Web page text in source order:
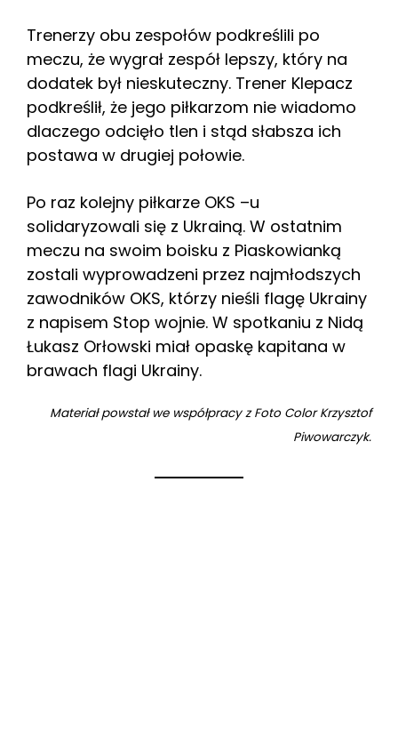
Trenerzy obu zespołów podkreślili po
meczu, że wygrał zespół lepszy, który na
dodatek był nieskuteczny. Trener Klepacz
podkreślił, że jego piłkarzom nie wiadomo
dlaczego odcięło tlen i stąd słabsza ich
postawa w drugiej połowie.
Po raz kolejny piłkarze OKS –u
solidaryzowali się z Ukrainą. W ostatnim
meczu na swoim boisku z Piaskowianką
zostali wyprowadzeni przez najmłodszych
zawodników OKS, którzy nieśli flagę Ukrainy
z napisem Stop wojnie. W spotkaniu z Nidą
Łukasz Orłowski miał opaskę kapitana w
brawach flagi Ukrainy.
Materiał powstał we współpracy z Foto Color Krzysztof
Piwowarczyk.